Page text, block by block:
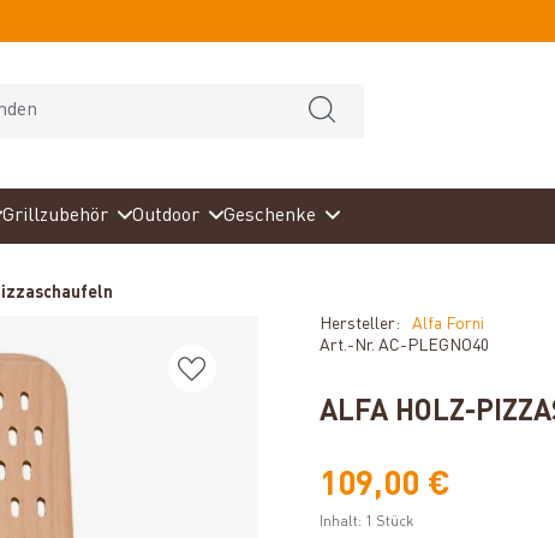
Grillzubehör Outdoor Geschenke
Hersteller:
Alfa Forni
Art.-Nr. AC-PLEGNO40
ALFA HOLZ-
109,00 €
Inhalt: 1 Stück